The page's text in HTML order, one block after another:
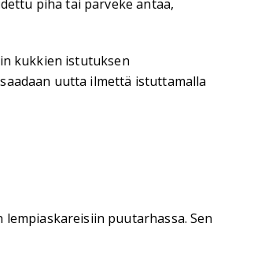
piha tai parveke antaa,
kukkien istutuksen
uutta ilmettä istuttamalla
puutarhassa. Sen